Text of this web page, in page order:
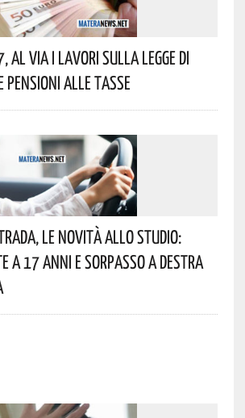
Al Via I Lavori Sulla Legge Di
Alle Tasse
Le Novità Allo Studio:
A 17 Anni E Sorpasso A Destra